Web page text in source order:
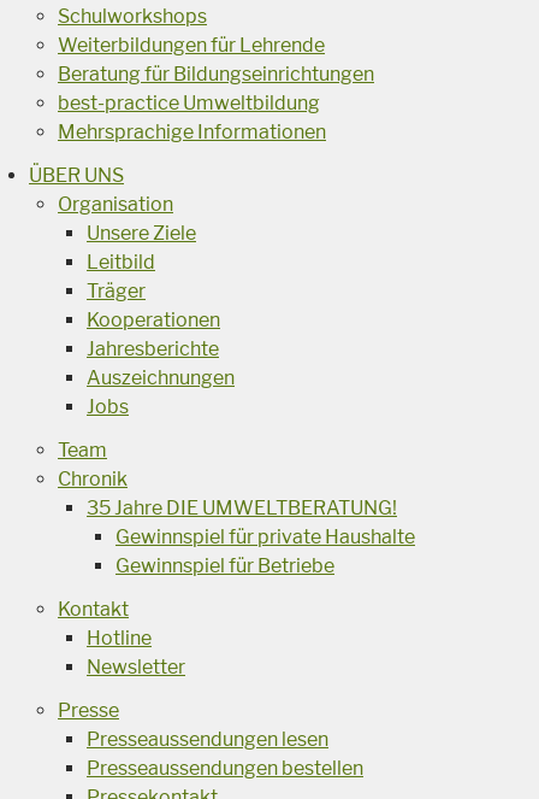
Schulworkshops
Weiterbildungen für Lehrende
Beratung für Bildungseinrichtungen
best-practice Umweltbildung
Mehrsprachige Informationen
ÜBER UNS
Organisation
Unsere Ziele
Leitbild
Träger
Kooperationen
Jahresberichte
Auszeichnungen
Jobs
Team
Chronik
35 Jahre DIE UMWELTBERATUNG!
Gewinnspiel für private Haushalte
Gewinnspiel für Betriebe
Kontakt
Hotline
Newsletter
Presse
Presseaussendungen lesen
Presseaussendungen bestellen